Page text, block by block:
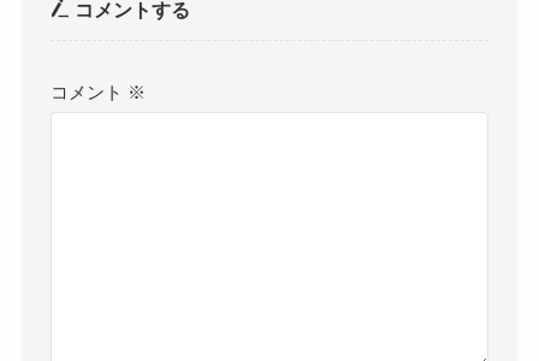
コメントする
コメント ※